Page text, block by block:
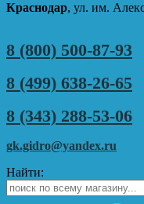
Краснодар, ул. им.
8 (800) 500-87-93
8 (499) 638-26-65
8 (343) 288-53-06
gk.gidro@yandex.ru
Найти: